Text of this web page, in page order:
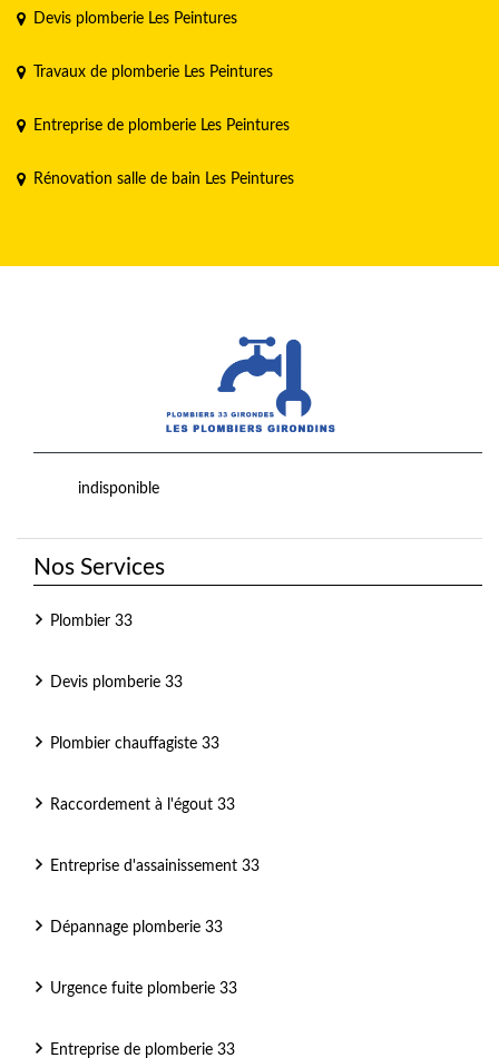
Devis plomberie Les Peintures
Travaux de plomberie Les Peintures
Entreprise de plomberie Les Peintures
Rénovation salle de bain Les Peintures
indisponible
Nos Services
Plombier 33
Devis plomberie 33
Plombier chauffagiste 33
Raccordement à l'égout 33
Entreprise d'assainissement 33
Dépannage plomberie 33
Urgence fuite plomberie 33
Entreprise de plomberie 33